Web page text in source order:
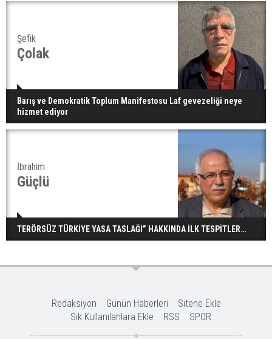
Şefik
Çolak
Barış ve Demokratik Toplum Manifestosu Laf gevezeliği neye
hizmet ediyor
İbrahim
Güçlü
TERÖRSÜZ TÜRKİYE YASA TASLAĞI” HAKKINDA İLK TESPİTLER…
Redaksiyon Günün Haberleri
Sitene Ekle
Sık Kullanılanlara Ekle
RSS SPOR